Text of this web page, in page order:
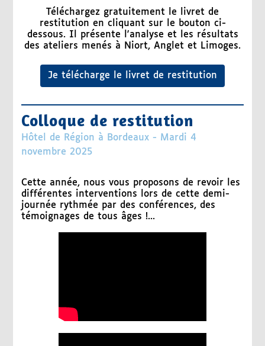
Téléchargez gratuitement le livret de
restitution en cliquant sur le bouton ci-
dessous. Il présente l'analyse et les résultats
des ateliers menés à Niort, Anglet et Limoges.
Je télécharge le livret de restitution
Colloque de restitution
Hôtel de Région à Bordeaux - Mardi 4
novembre 2025
Cette année, nous vous proposons de revoir les
différentes interventions lors de cette demi-
journée rythmée par des conférences, des
témoignages de tous âges !...